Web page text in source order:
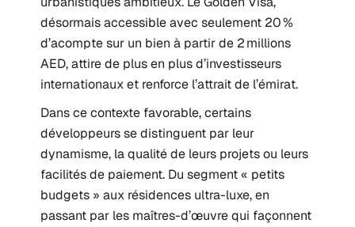
désormais accessible avec seulement 20 %
d’acompte sur un bien à partir de 2 millions
AED, attire de plus en plus d’investisseurs
internationaux et renforce l’attrait de l’émirat.
Dans ce contexte favorable, certains
développeurs se distinguent par leur
dynamisme, la qualité de leurs projets ou leurs
facilités de paiement. Du segment « petits
budgets » aux résidences ultra-luxe, en
passant par les maîtres-d’œuvre qui façonnent